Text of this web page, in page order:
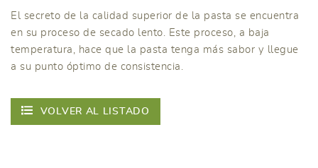
El secreto de la calidad superior de la pasta se encuentra
en su proceso de secado lento. Este proceso, a baja
temperatura, hace que la pasta tenga más sabor y llegue
a su punto óptimo de consistencia.
VOLVER AL LISTADO